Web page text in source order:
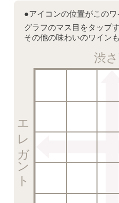
●アイコンの位置がこの
グラフのマス目をタップ
その他の味わいのワイン
渋
エレガント